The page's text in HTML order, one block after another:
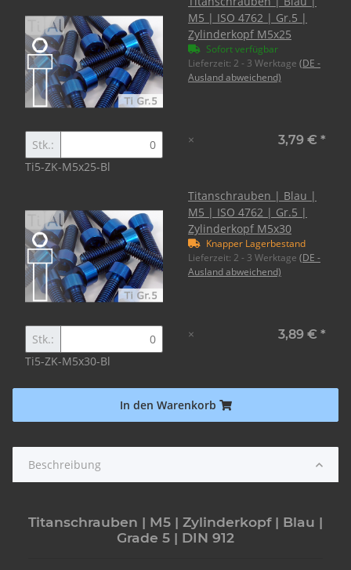
M5 | ISO 4762 | Gr.5 |
Zylinderkopf M5x25
Sofort verfügbar
Lieferzeit: 2 - 3 Werktage (DE -
Ausland abweichend)
Stk.:
Ti5-ZK-M5x25-Bl
× 3,79 € *
Titanschrauben | Blau |
M5 | ISO 4762 | Gr.5 |
Zylinderkopf M5x30
Knapper Lagerbestand
Lieferzeit: 2 - 3 Werktage (DE -
Ausland abweichend)
Stk.:
Ti5-ZK-M5x30-Bl
× 3,89 € *
In den Warenkorb
Beschreibung
Titanschrauben | M5 | Zylinderkopf | Blau |
Grade 5 | DIN 912